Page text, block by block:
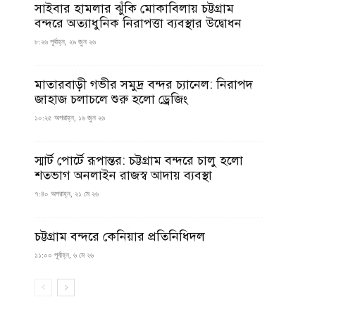
সাইবার হামলার ঝুঁকি মোকাবিলায় চট্টগ্রাম
বন্দরে অত্যাধুনিক নিরাপত্তা ব্যবস্থার উদ্বোধন
৮:২৬ পূর্বাহ্ন, ২৯ জুন ২৬
মাতারবাড়ী গভীর সমুদ্র বন্দর চ্যানেল: নিরাপদ
জাহাজ চলাচলে শুরু হলো ড্রেজিং
১০:২৫ অপরাহ্ন, ১৬ জুন ২৬
স্মার্ট পোর্টে রূপান্তর: চট্টগ্রাম বন্দরে চালু হলো
শতভাগ অনলাইন রাজস্ব আদায় ব্যবস্থা
৭:৪০ অপরাহ্ন, ২১ মে ২৬
চট্টগ্রাম বন্দরে কেনিয়ার প্রতিনিধিদল
১১:০০ পূর্বাহ্ন, ৬ মে ২৬